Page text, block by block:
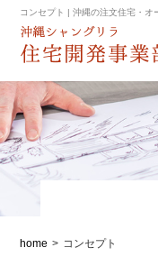
コンセプト | 沖縄の注文住宅・オ
home > コンセプト